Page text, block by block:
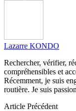
Lazarre KONDO
Rechercher, vérifier,
compréhensibles et
Récemment, je suis
routière. Je suis
Article Précédent